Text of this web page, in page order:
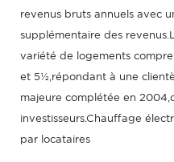
revenus bruts annuels avec
supplémentaire des
variété de logements
et 5½,répondant à une
majeure complétée en
investisseurs.Chauffage
par locataires